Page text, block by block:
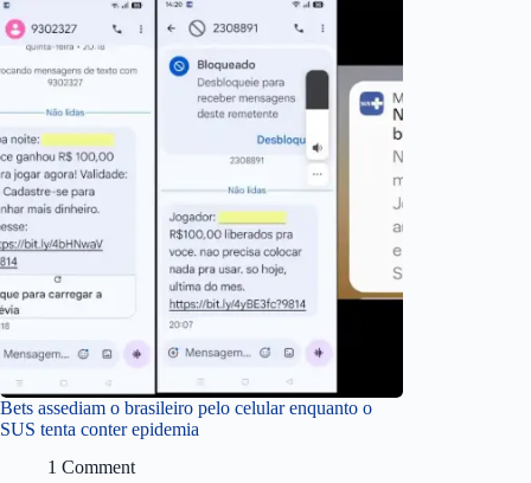
Bets assediam o brasileiro pelo celular enquanto o
SUS tenta conter epidemia
1 Comment